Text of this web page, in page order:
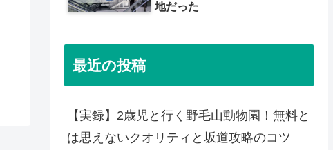
地だった
最近の投稿
【実録】2歳児と行く野毛山動物園！無料と
は思えないクオリティと坂道攻略のコツ